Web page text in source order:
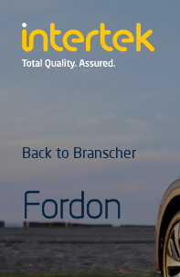
Back to Branscher
Fordon